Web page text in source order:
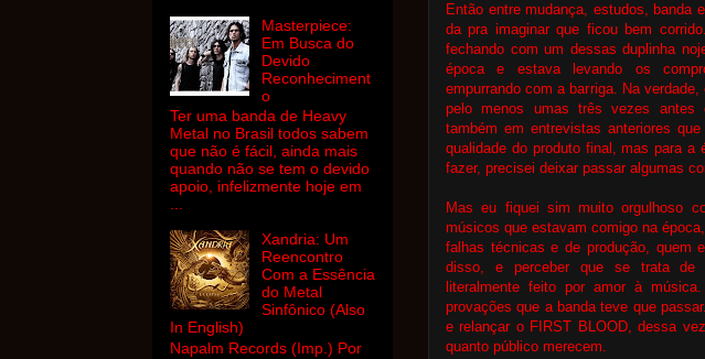
Então entre mudança, estudos, banda
da pra imaginar que ficou bem
fechando com um dessas duplinha
época e estava levando os
empurrando com a barriga. Na
pelo menos umas três vezes
também em entrevistas anteriores
qualidade do produto final, mas para
fazer, precisei deixar passar algumas
Mas eu fiquei sim muito orgulhoso
músicos que estavam comigo na
falhas técnicas e de produção, quem
disso, e perceber que se trata de
literalmente feito por amor à
provações que a banda teve que
e relançar o FIRST BLOOD, dessa
quanto público merecem.
Masterpiece:
Em Busca do
Devido
Reconheciment
o
Ter uma banda de Heavy
Metal no Brasil todos sabem
que não é fácil, ainda mais
quando não se tem o devido
apoio, infelizmente hoje em
...
Xandria: Um
Reencontro
Com a Essência
do Metal
Sinfônico (Also
In English)
Napalm Records (Imp.) Por